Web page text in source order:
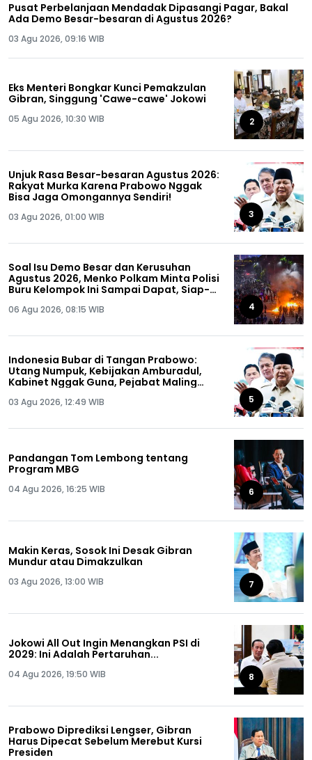
Pusat Perbelanjaan Mendadak Dipasangi Pagar, Bakal
Ada Demo Besar-besaran di Agustus 2026?
03 Agu 2026, 09:16 WIB
Eks Menteri Bongkar Kunci Pemakzulan
Gibran, Singgung 'Cawe-cawe' Jokowi
05 Agu 2026, 10:30 WIB 2
Unjuk Rasa Besar-besaran Agustus 2026:
Rakyat Murka Karena Prabowo Nggak
Bisa Jaga Omongannya Sendiri!
03 Agu 2026, 01:00 WIB 3
Soal Isu Demo Besar dan Kerusuhan
Agustus 2026, Menko Polkam Minta Polisi
Buru Kelompok Ini Sampai Dapat, Siap-
06 Agu 2026, 08:15 WIB 4
Indonesia Bubar di Tangan Prabowo:
Utang Numpuk, Kebijakan Amburadul,
Kabinet Nggak Guna, Pejabat Maling
03 Agu 2026, 12:49 WIB 5
Pandangan Tom Lembong tentang
Program MBG
04 Agu 2026, 16:25 WIB 6
Makin Keras, Sosok Ini Desak Gibran
Mundur atau Dimakzulkan
03 Agu 2026, 13:00 WIB 7
Jokowi All Out Ingin Menangkan PSI di
2029: Ini Adalah Pertaruhan...
04 Agu 2026, 19:50 WIB 8
Prabowo Diprediksi Lengser, Gibran
Harus Dipecat Sebelum Merebut Kursi
Presiden